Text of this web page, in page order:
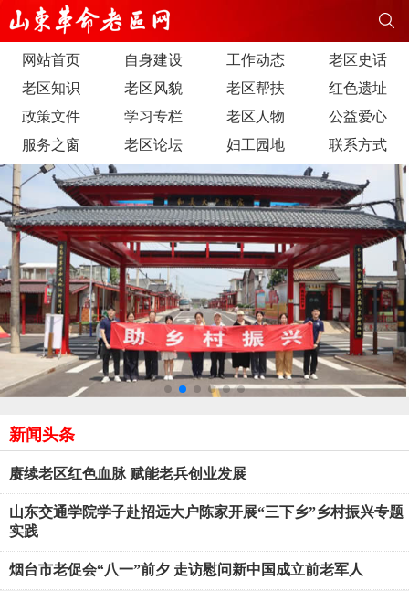
网站首页 自身建设 工作动态
老区史话
老区知识
老区风貌 老区帮扶
红色遗址
政策文件
学习专栏 老区人物
公益爱心
服务之窗
老区论坛 妇工园地 联系方式
新闻头条
赓续老区红色血脉 赋能老兵创业发展
山东交通学院学子赴招远大户陈家开展“三下乡”乡村振兴专题
实践
烟台市老促会“八一”前夕 走访慰问新中国成立前老军人